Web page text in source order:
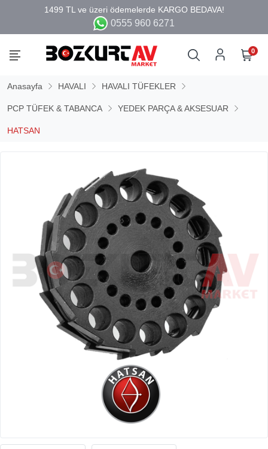
0555 960 6271
0
Anasayfa HAVALI HAVALI TÜFEKLER
PCP TÜFEK & TABANCA YEDEK PARÇA & AKSESUAR
HATSAN